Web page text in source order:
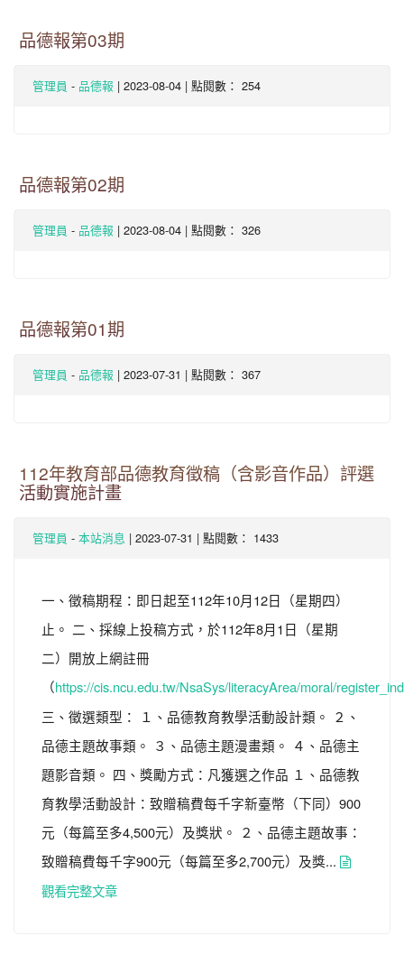
品德報第03期
管理員 - 品德報 | 2023-08-04 | 點閱數： 254
品德報第02期
管理員 - 品德報 | 2023-08-04 | 點閱數： 326
品德報第01期
管理員 - 品德報 | 2023-07-31 | 點閱數： 367
112年教育部品德教育徵稿（含影音作品）評選
活動實施計畫
管理員 - 本站消息 | 2023-07-31 | 點閱數： 1433
一、徵稿期程：即日起至112年10月12日（星期四）
止。 二、採線上投稿方式，於112年8月1日（星期
二）開放上網註冊
（ https://cis.ncu.edu.tw/NsaSys/literacyArea/moral/
三、徵選類型： １、品德教育教學活動設計類。 ２、
品德主題故事類。 ３、品德主題漫畫類。 ４、品德主
題影音類。 四、獎勵方式：凡獲選之作品 １、品德教
育教學活動設計：致贈稿費每千字新臺幣（下同）900
元（每篇至多4,500元）及獎狀。 ２、品德主題故事：
致贈稿費每千字900元（每篇至多2,700元）及獎...
觀看完整文章